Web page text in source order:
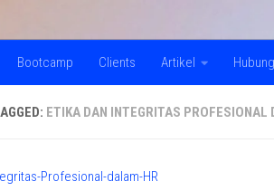
Bootcamp Clients Artikel
ETIKA DAN INTEGRITAS PROFESIONAL